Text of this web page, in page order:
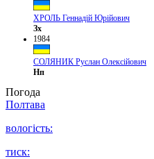
ХРОЛЬ Геннадій Юрійович
Зх
1984
СОЛЯНИК Руслан Олексійович
Нп
Погода
Полтава
вологість:
тиск: